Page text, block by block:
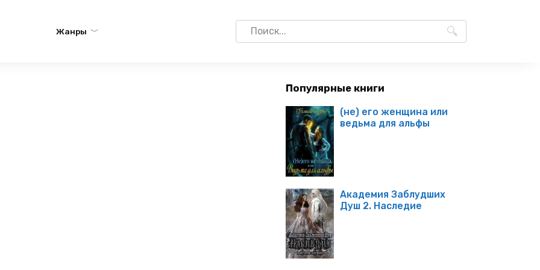
Жанры
Search
for:
Популярные книги
(не) его женщина или
ведьма для альфы
Академия Заблудших
Душ 2. Наследие